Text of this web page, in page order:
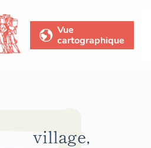
Vue
cartographique
village,